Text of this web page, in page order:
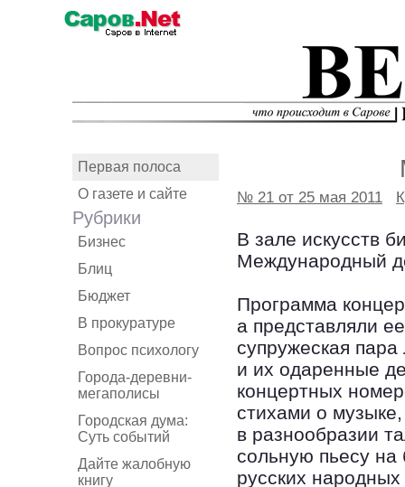
Первая полоса
О газете и сайте
Рубрики
Бизнес
Блиц
Бюджет
В прокуратуре
Вопрос психологу
Города-деревни-
мегаполисы
Городская дума:
Суть событий
Дайте жалобную
книгу
№ 21 от 25 мая 2011
В зале искусств
Международный
Программа
а представляли
супружеская
и их одаренные
концертных
стихами о
в разнообразии
сольную пьесу на
русских